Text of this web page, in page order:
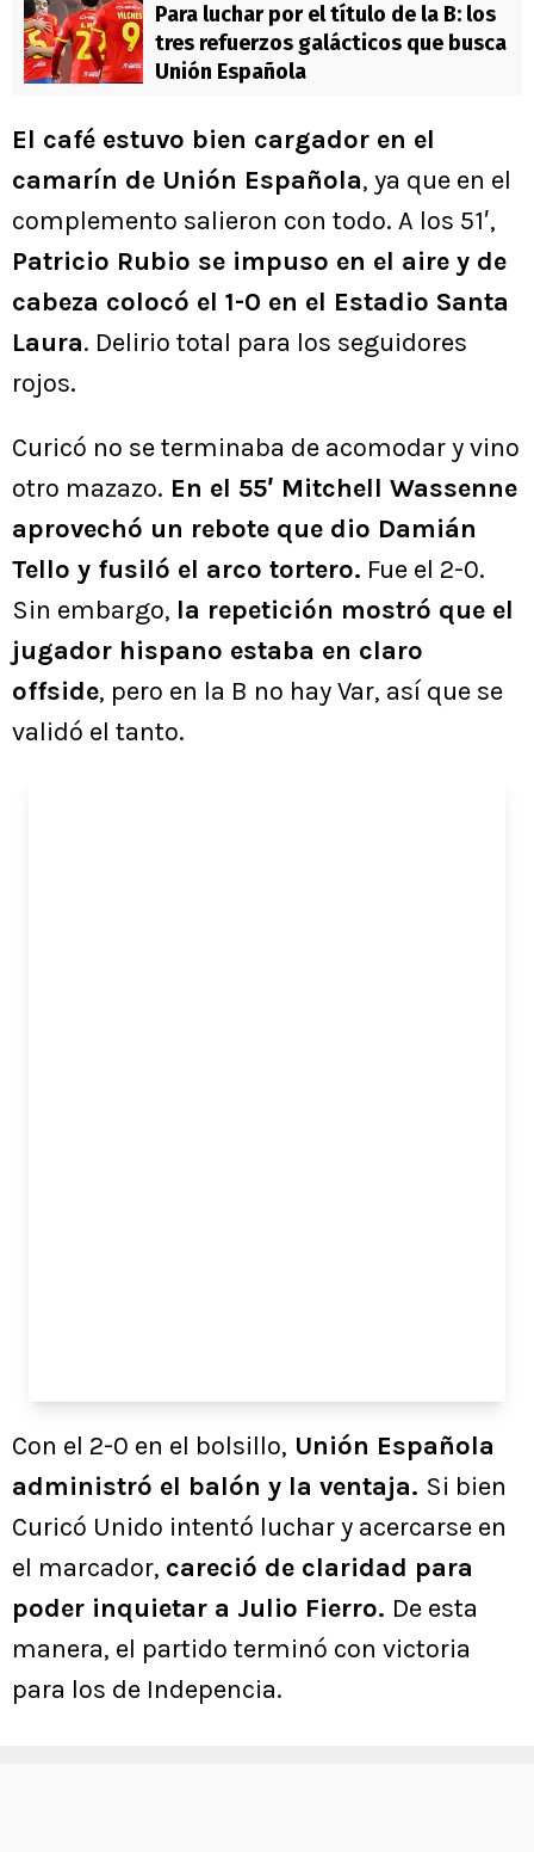
Para luchar por el título de la B: los
tres refuerzos galácticos que busca
Unión Española
El café estuvo bien cargador en el
camarín de Unión Española, ya que en el
complemento salieron con todo. A los 51′,
Patricio Rubio se impuso en el aire y de
cabeza colocó el 1-0 en el Estadio Santa
Laura. Delirio total para los seguidores
rojos.
Curicó no se terminaba de acomodar y vino
otro mazazo. En el 55′ Mitchell Wassenne
aprovechó un rebote que dio Damián
Tello y fusiló el arco tortero. Fue el 2-0.
Sin embargo, la repetición mostró que el
jugador hispano estaba en claro
offside, pero en la B no hay Var, así que se
validó el tanto.
Con el 2-0 en el bolsillo, Unión Española
administró el balón y la ventaja. Si bien
Curicó Unido intentó luchar y acercarse en
el marcador, careció de claridad para
poder inquietar a Julio Fierro. De esta
manera, el partido terminó con victoria
para los de Indepencia.